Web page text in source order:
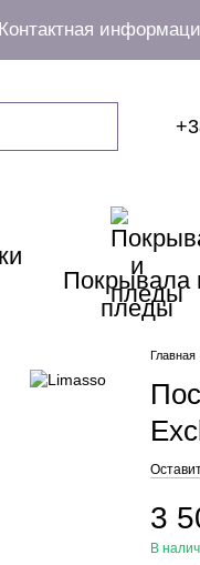
Контактная
Покрывала
пледы
Главная
3
В